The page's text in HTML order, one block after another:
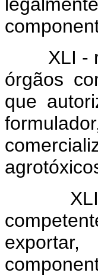
XLI -
órgãos
que